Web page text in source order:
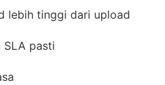
lebih tinggi dari upload
SLA pasti